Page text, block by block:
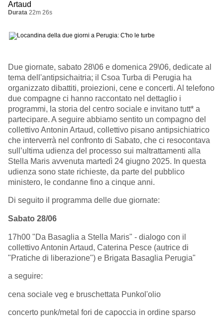
Artaud
Durata 22m 26s
Due giornate, sabato 28\06 e domenica 29\06, dedicate al
tema dell'antipsichaitria; il Csoa Turba di Perugia ha
organizzato dibattiti, proiezioni, cene e concerti. Al telefono
due compagne ci hanno raccontato nel dettaglio i
programmi, la storia del centro sociale e invitano tutt* a
partecipare. A seguire abbiamo sentito un compagno del
collettivo Antonin Artaud, collettivo pisano antipsichiatrico
che interverrà nel confronto di Sabato, che ci resocontava
sull’ultima udienza del processo sui maltrattamenti alla
Stella Maris avvenuta martedì 24 giugno 2025. In questa
udienza sono state richieste, da parte del pubblico
ministero, le condanne fino a cinque anni.
Di seguito il programma delle due giornate:
Sabato 28/06
17h00 "Da Basaglia a Stella Maris" - dialogo con il
collettivo Antonin Artaud, Caterina Pesce (autrice di
"Pratiche di liberazione") e Brigata Basaglia Perugia"
a seguire:
cena sociale veg e bruschettata Punkol'olio
concerto punk/metal fori de capoccia in ordine sparso